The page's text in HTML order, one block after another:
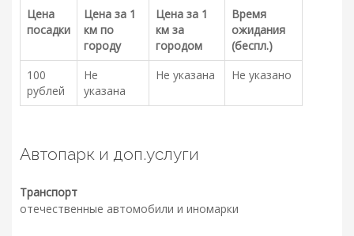
Цена
посадки
Цена за 1
км по
городу
Цена за 1
км за
городом
Время
ожидания
(беспл.)
100
рублей
Не
указана
Не указана Не указано
Автопарк и доп.услуги
Транспорт
отечественные автомобили и иномарки